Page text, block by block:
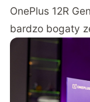
OnePlus 12R
bardzo bogaty